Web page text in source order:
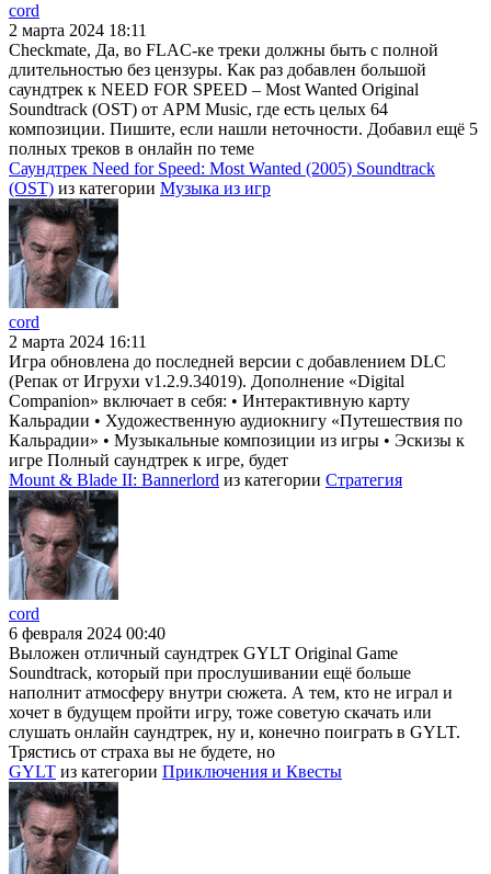
cord
2 марта 2024 18:11
Checkmate, Да, во FLAC-ке треки должны быть с полной
длительностью без цензуры. Как раз добавлен большой
саундтрек к NEED FOR SPEED – Most Wanted Original
Soundtrack (OST) от APM Music, где есть целых 64
композиции. Пишите, если нашли неточности. Добавил ещё 5
полных треков в онлайн по теме
Саундтрек Need for Speed: Most Wanted (2005) Soundtrack
(OST) из категории Музыка из игр
cord
2 марта 2024 16:11
Игра обновлена до последней версии с добавлением DLC
(Репак от Игрухи v1.2.9.34019). Дополнение «Digital
Companion» включает в себя: • Интерактивную карту
Кальрадии • Художественную аудиокнигу «Путешествия по
Кальрадии» • Музыкальные композиции из игры • Эскизы к
игре Полный саундтрек к игре, будет
Mount & Blade II: Bannerlord из категории Стратегия
cord
6 февраля 2024 00:40
Выложен отличный саундтрек GYLT Original Game
Soundtrack, который при прослушивании ещё больше
наполнит атмосферу внутри сюжета. А тем, кто не играл и
хочет в будущем пройти игру, тоже советую скачать или
слушать онлайн саундтрек, ну и, конечно поиграть в GYLT.
Трястись от страха вы не будете, но
GYLT из категории Приключения и Квесты